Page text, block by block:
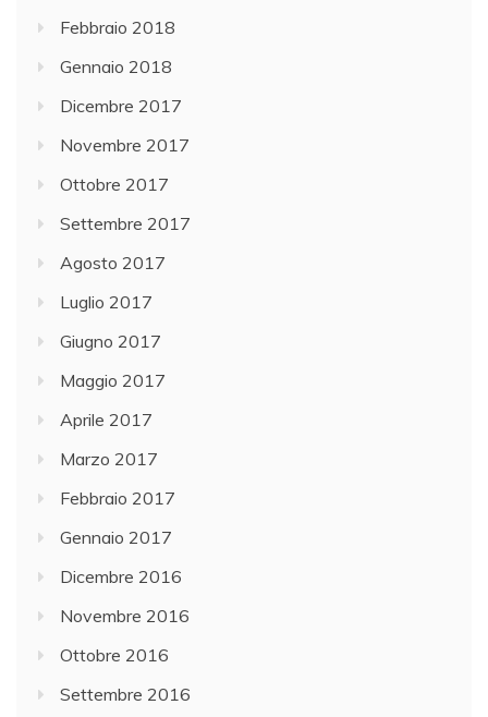
Febbraio 2018
Gennaio 2018
Dicembre 2017
Novembre 2017
Ottobre 2017
Settembre 2017
Agosto 2017
Luglio 2017
Giugno 2017
Maggio 2017
Aprile 2017
Marzo 2017
Febbraio 2017
Gennaio 2017
Dicembre 2016
Novembre 2016
Ottobre 2016
Settembre 2016